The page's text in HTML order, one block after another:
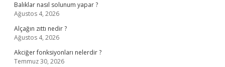
Balıklar nasıl solunum yapar ?
Ağustos 4, 2026
Alçağın zıttı nedir ?
Ağustos 4, 2026
Akciğer fonksiyonları nelerdir ?
Temmuz 30, 2026